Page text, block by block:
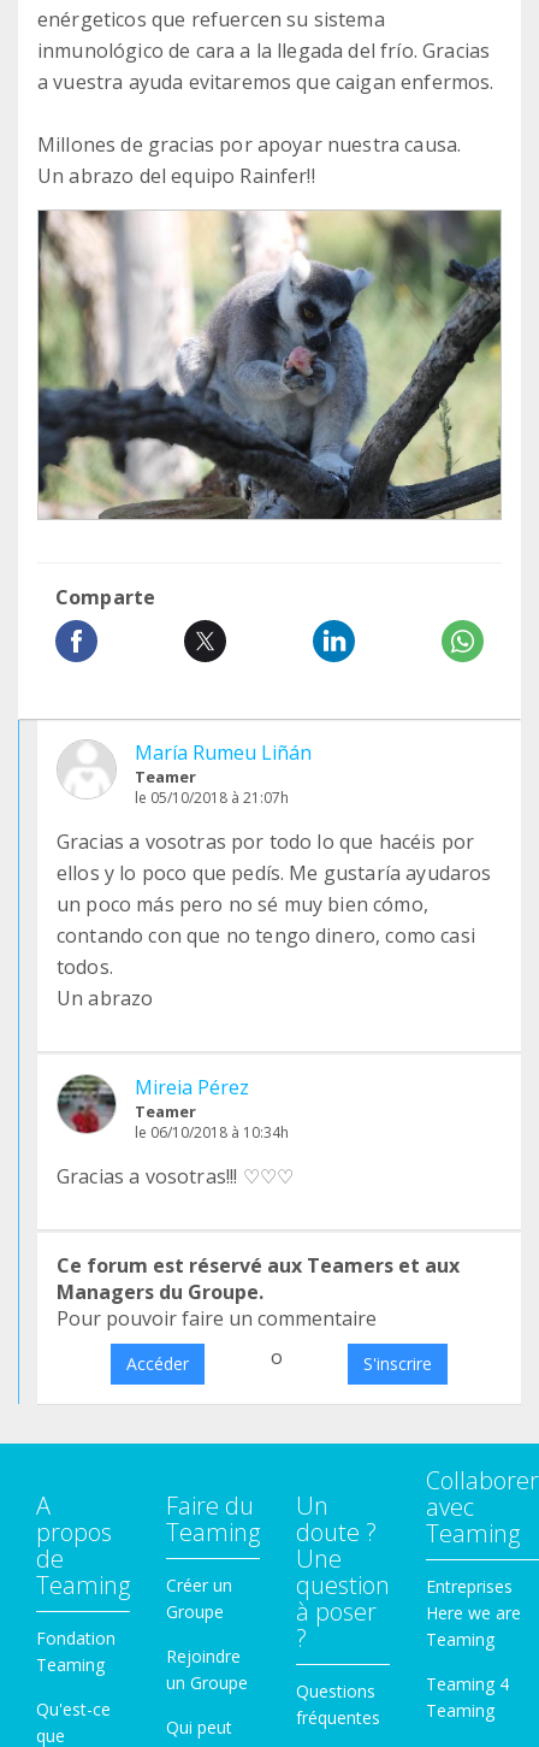
enérgeticos que refuercen su sistema
inmunológico de cara a la llegada del frío. Gracias
a vuestra ayuda evitaremos que caigan enfermos.
Millones de gracias por apoyar nuestra causa.
Un abrazo del equipo Rainfer!!
Comparte
María Rumeu Liñán
Teamer
le 05/10/2018 à 21:07h
Gracias a vosotras por todo lo que hacéis por
ellos y lo poco que pedís. Me gustaría ayudaros
un poco más pero no sé muy bien cómo,
contando con que no tengo dinero, como casi
todos.
Un abrazo
Mireia Pérez
Teamer
le 06/10/2018 à 10:34h
Gracias a vosotras!!! ♡♡♡
Ce forum est réservé aux Teamers et aux
Managers du Groupe.
Pour pouvoir faire un commentaire
Accéder o S'inscrire
A
propos
de
Teaming
Fondation
Teaming
Qu'est-ce
que
Faire du
Teaming
Créer un
Groupe
Rejoindre
un Groupe
Qui peut
Un
doute ?
Une
question
à poser
?
Questions
fréquentes
Collaborer
avec
Teaming
Entreprises
Here we are
Teaming
Teaming 4
Teaming